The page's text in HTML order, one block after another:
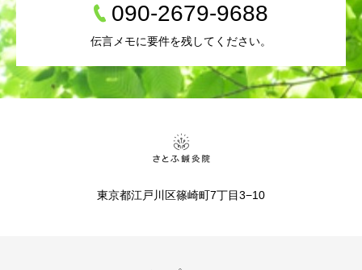
090-2679-9688
伝言メモに要件を残してください。
東京都江戸川区篠崎町7丁目3−10